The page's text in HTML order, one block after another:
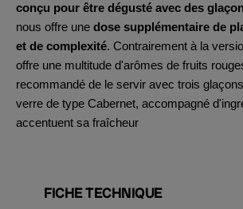
conçu pour être dégusté avec des
nous offre une dose supplémentaire de
et de complexité. Contrairement à la
offre une multitude d'arômes de fruits
recommandé de le servir avec trois
verre de type Cabernet, accompagné
accentuent sa fraîcheur
FICHE TECHNIQUE